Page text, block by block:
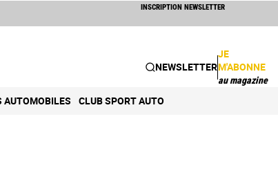
INSCRIPTION NEWSLETTER
NEWSLETTER
JE
M'ABONNE
au magazine
AUTOMOBILES CLUB SPORT AUTO